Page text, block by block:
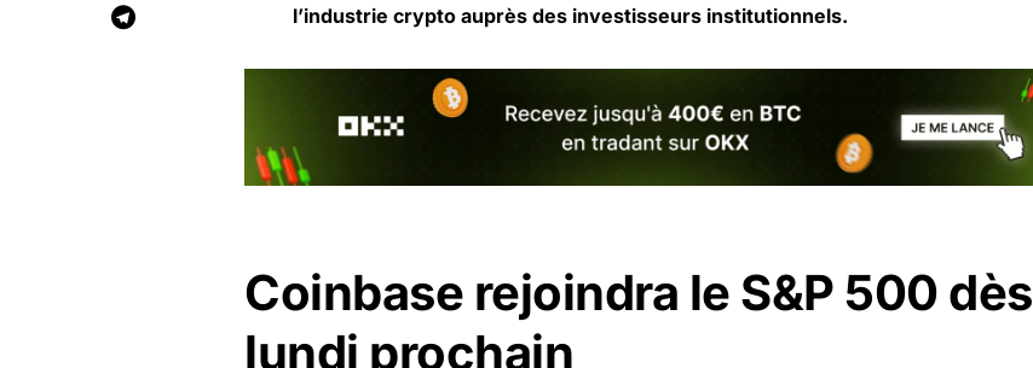
l’industrie crypto auprès des investisseurs institutionnels.
Coinbase rejoindra le S&P 500 dès
lundi prochain